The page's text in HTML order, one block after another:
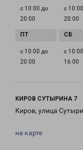
с 10:00 до
20:00
с
20:00
с 10:00 до
20:00
с
16:00
КИРОВ СУТЫРИНА 7
Киров, улица
на карте